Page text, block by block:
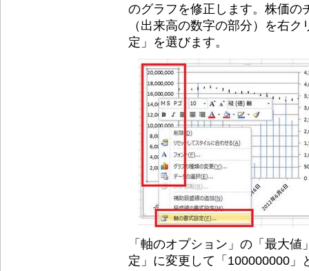
のグラフを修正します。株価の
（出来高の数字の部分）を右
定」を選びます。
「軸のオプション」の「最大
定」に変更して「100000000」